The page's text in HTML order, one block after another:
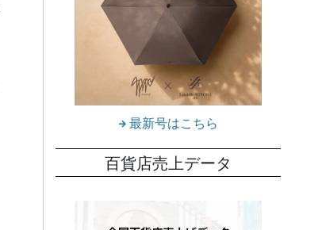
最新号はこちら
百貨店売上データ